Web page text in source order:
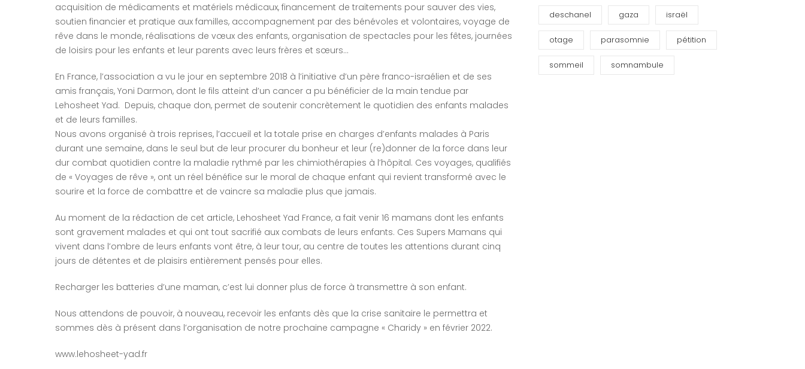
acquisition de médicaments et matériels médicaux, financement de traitements pour sauver des vies,
soutien financier et pratique aux familles, accompagnement par des bénévoles et volontaires, voyage de
rêve dans le monde, réalisations de vœux des enfants, organisation de spectacles pour les fêtes, journées
de loisirs pour les enfants et leur parents avec leurs frères et sœurs…
En France, l’association a vu le jour en septembre 2018 à l’initiative d’un père franco-israélien et de ses
amis français, Yoni Darmon, dont le fils atteint d’un cancer a pu bénéficier de la main tendue par
Lehosheet Yad. Depuis, chaque don, permet de soutenir concrètement le quotidien des enfants malades
et de leurs familles.
Nous avons organisé à trois reprises, l’accueil et la totale prise en charges d’enfants malades à Paris
durant une semaine, dans le seul but de leur procurer du bonheur et leur (re)donner de la force dans leur
dur combat quotidien contre la maladie rythmé par les chimiothérapies à l’hôpital. Ces voyages, qualifiés
de « Voyages de rêve », ont un réel bénéfice sur le moral de chaque enfant qui revient transformé avec le
sourire et la force de combattre et de vaincre sa maladie plus que jamais.
Au moment de la rédaction de cet article, Lehosheet Yad France, a fait venir 16 mamans dont les enfants
sont gravement malades et qui ont tout sacrifié aux combats de leurs enfants. Ces Supers Mamans qui
vivent dans l’ombre de leurs enfants vont être, à leur tour, au centre de toutes les attentions durant cinq
jours de détentes et de plaisirs entièrement pensés pour elles.
Recharger les batteries d’une maman, c’est lui donner plus de force à transmettre à son enfant.
Nous attendons de pouvoir, à nouveau, recevoir les enfants dès que la crise sanitaire le permettra et
sommes dès à présent dans l’organisation de notre prochaine campagne « Charidy » en février 2022.
www.lehosheet-yad.fr
deschanel gaza israël
otage parasomnie pétition
sommeil somnambule